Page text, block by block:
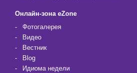
Онлайн-зона eZone
Фотогалерея
Видео
Вестник
Blog
Идиома недели